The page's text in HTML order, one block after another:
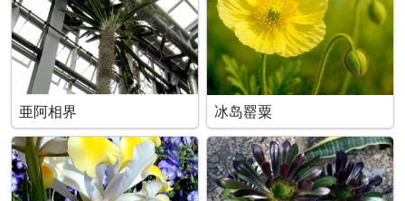
亜阿相界 冰岛罂粟